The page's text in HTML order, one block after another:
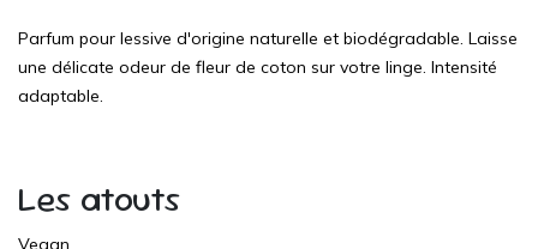
Parfum pour lessive d'origine naturelle et biodégradable. Laisse
une délicate odeur de fleur de coton sur votre linge. Intensité
adaptable.
Les atouts
Vegan